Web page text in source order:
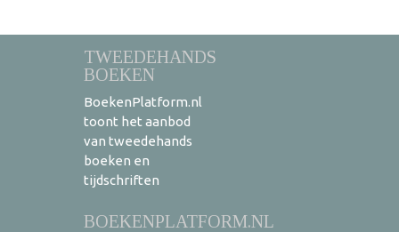
TWEEDEHANDS
BOEKEN
BoekenPlatform.nl
toont het aanbod
van tweedehands
boeken en
tijdschriften
BOEKENPLATFORM.NL